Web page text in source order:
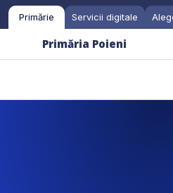
Skip
Primărie Servicii digitale
Primăria Poieni